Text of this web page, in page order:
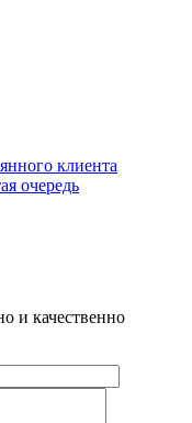
клиента
очередь
и качественно